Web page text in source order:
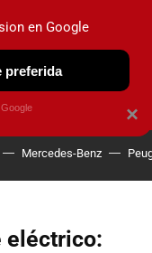
OBSERVATORIO
Mercedes-Benz
eléctrico:
×
en Google
preferida